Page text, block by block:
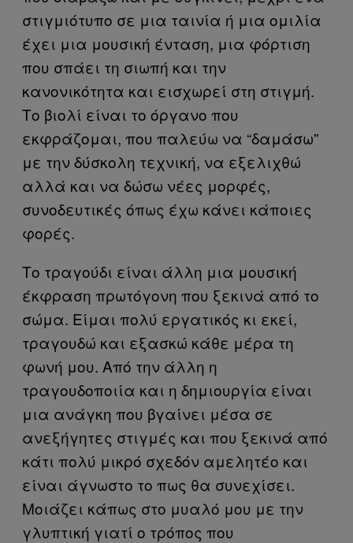
στιγμιότυπο σε μια ταινία ή μια ομιλία
έχει μια μουσική ένταση, μια φόρτιση
που σπάει τη σιωπή και την
κανονικότητα και εισχωρεί στη στιγμή.
Το βιολί είναι το όργανο που
εκφράζομαι, που παλεύω να “δαμάσω”
με την δύσκολη τεχνική, να εξελιχθώ
αλλά και να δώσω νέες μορφές,
συνοδευτικές όπως έχω κάνει κάποιες
φορές.
Το τραγούδι είναι άλλη μια μουσική
έκφραση πρωτόγονη που ξεκινά από το
σώμα. Είμαι πολύ εργατικός κι εκεί,
τραγουδώ και εξασκώ κάθε μέρα τη
φωνή μου. Από την άλλη η
τραγουδοποιία και η δημιουργία είναι
μια ανάγκη που βγαίνει μέσα σε
ανεξήγητες στιγμές και που ξεκινά από
κάτι πολύ μικρό σχεδόν αμελητέο και
είναι άγνωστο το πως θα συνεχίσει.
Μοιάζει κάπως στο μυαλό μου με την
γλυπτική γιατί ο τρόπος που